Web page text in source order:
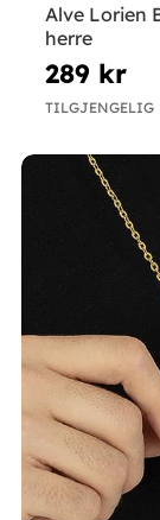
Alve Lorien
herre
289 kr
TILGJENGELIG